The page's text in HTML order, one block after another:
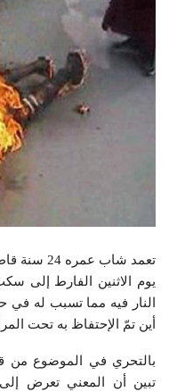
تعمد شاب
يوم الاثنين الفارط إلى
النار فيه مما تسبب له في
أين تمّ الإحتفاظ به تحت
بالتحري في الموضوع من
تبين أن المعني تعرض